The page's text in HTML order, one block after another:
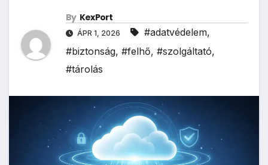
By KexPort
ÁPR 1, 2026 #adatvédelem,
#biztonság, #felhő, #szolgáltató,
#tárolás